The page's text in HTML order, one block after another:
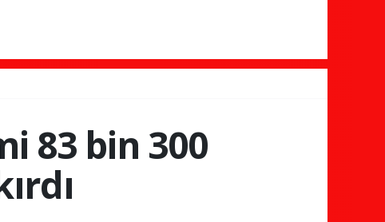
83 bin 300